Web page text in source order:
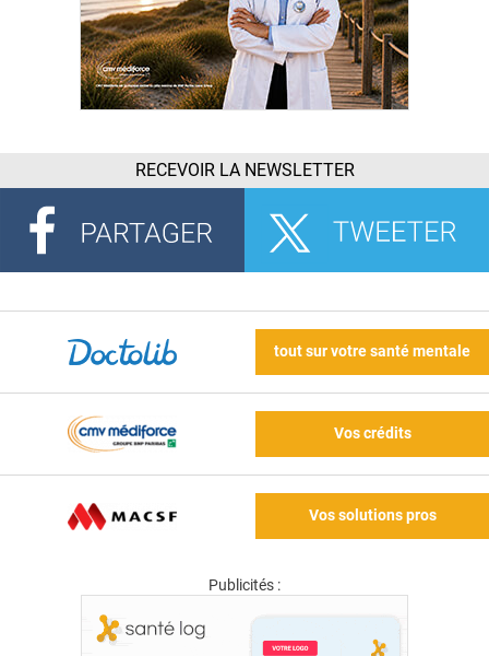
RECEVOIR LA NEWSLETTER
tout sur votre santé mentale
Vos crédits
Vos solutions pros
Publicités :